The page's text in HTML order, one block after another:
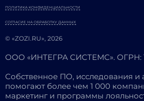
© «ZOZI.RU», 2026
ПОЛИТИКА КОНФИДЕНЦИАЛЬНОСТИ
СОГЛАСИЕ НА ОБРАБОТКУ ДАННЫХ
ООО «ИНТЕГРА СИСТЕМС». ОГРН:
Собственное ПО, исследования и
помогают более чем 1 000
маркетинг и программы